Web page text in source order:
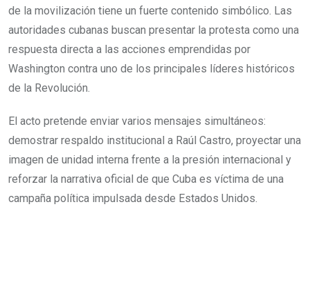
de la movilización tiene un fuerte contenido simbólico. Las
autoridades cubanas buscan presentar la protesta como una
respuesta directa a las acciones emprendidas por
Washington contra uno de los principales líderes históricos
de la Revolución.
El acto pretende enviar varios mensajes simultáneos:
demostrar respaldo institucional a Raúl Castro, proyectar una
imagen de unidad interna frente a la presión internacional y
reforzar la narrativa oficial de que Cuba es víctima de una
campaña política impulsada desde Estados Unidos.